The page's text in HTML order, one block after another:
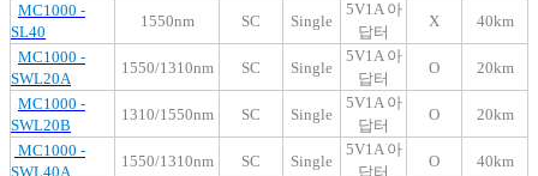
MC1000 -
SL40
1550nm SC Single
5V1A 아
답터
X
40km
MC1000 -
SWL20A
1550/1310nm SC Single
5V1A 아
답터
O
20km
MC1000 -
SWL20B
1310/1550nm SC Single
5V1A 아
답터
O
20km
MC1000 -
SWL40A
1550/1310nm SC Single
5V1A 아
답터
O
40km